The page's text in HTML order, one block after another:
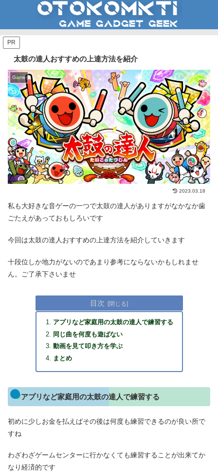
PR
太鼓の達人おすすめの上達方法を紹介
Game
2023.03.18
私も大好きな音ゲーの一つで太鼓の達人がありますがなかなか歯
ごたえがあっておもしろいです
今回は太鼓の達人おすすめの上達方法を紹介していきます
十段位しか地力がないのであまり参考にならないかもしれませ
ん。ご了承下さいませ
目次
アプリなど家庭用の太鼓の達人で練習する
同じ曲を何度も遊ばない
動画を見て叩き方を学ぶ
まとめ
アプリなど家庭用の太鼓の達人で練習する
初めに少しお金を払えばその後は何度も練習できるのが良い所で
すね
わざわざゲームセンターに行かなくても練習することが出来てか
なり経済的です